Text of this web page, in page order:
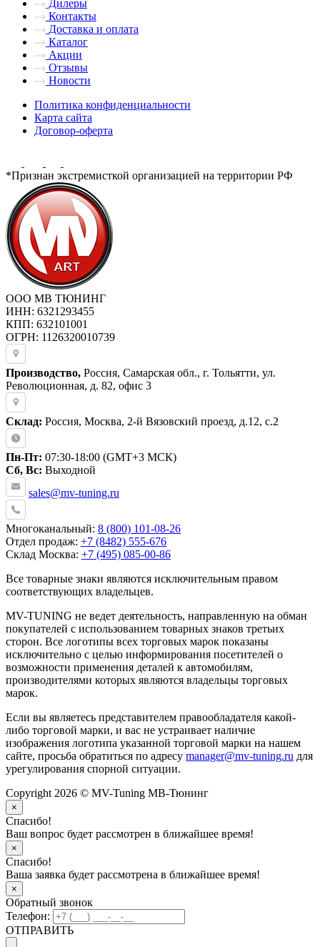
Дилеры
Контакты
Доставка и оплата
Каталог
Акции
Отзывы
Новости
Политика конфиденциальности
Карта сайта
Договор-оферта
*Признан экстремисткой организацией на территории РФ
ООО МВ ТЮНИНГ
ИНН: 6321293455
КПП: 632101001
ОГРН: 1126320010739
Производство, Россия, Самарская обл., г. Тольятти, ул.
Революционная, д. 82, офис 3
Склад: Россия, Москва, 2-й Вязовский проезд, д.12, с.2
Пн-Пт: 07:30-18:00 (GMT+3 МСК)
Сб, Вс: Выходной
sales@mv-tuning.ru
Многоканальный: 8 (800) 101-08-26
Отдел продаж: +7 (8482) 555-676
Склад Москва: +7 (495) 085-00-86
Все товарные знаки являются исключительным правом
соответствующих владельцев.
MV-TUNING не ведет деятельность, направленную на обман
покупателей с использованием товарных знаков третьих
сторон. Все логотипы всех торговых марок показаны
исключительно с целью информирования посетителей о
возможности применения деталей к автомобилям,
производителями которых являются владельцы торговых
марок.
Если вы являетесь представителем правообладателя какой-
либо торговой марки, и вас не устраивает наличие
изображения логотипа указанной торговой марки на нашем
сайте, просьба обратиться по адресу manager@mv-tuning.ru для
урегулирования спорной ситуации.
Copyright 2026 © MV-Tuning МВ-Тюнинг
×
Спасибо!
Ваш вопрос будет рассмотрен в ближайшее время!
×
Спасибо!
Ваша заявка будет рассмотрена в ближайшее время!
×
Обратный звонок
Телефон:
ОТПРАВИТЬ